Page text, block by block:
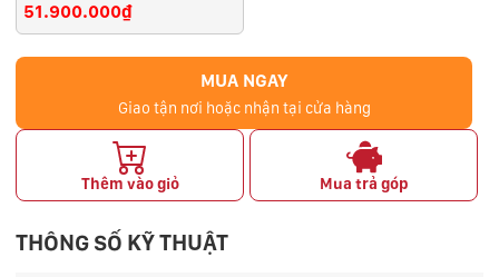
51.900.000₫
MUA NGAY
Giao tận nơi hoặc nhận tại cửa hàng
Thêm vào giỏ Mua trả góp
THÔNG SỐ KỸ THUẬT